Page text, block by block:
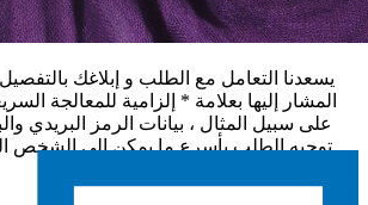
يسعدنا التعامل مع الطلب و إبلاغك
المشار إليها بعلامة * إلزامية للمعالجة
على سبيل المثال ، بيانات الرمز البريدي
توجيه الطلب بأسرع ما يمكن إلى الشخص